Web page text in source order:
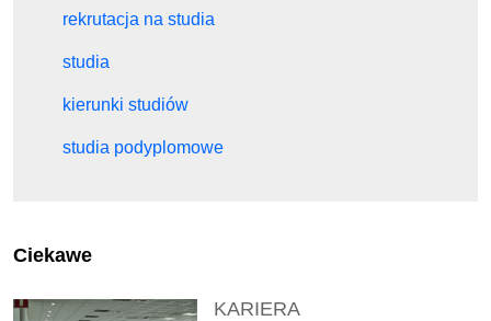
rekrutacja na studia
studia
kierunki studiów
studia podyplomowe
Ciekawe
KARIERA